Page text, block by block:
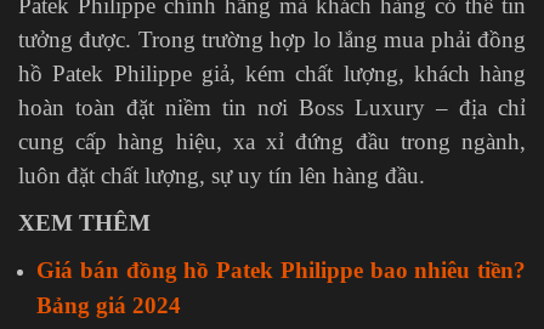
Patek Philippe chính hãng mà khách hàng có thể tin
tưởng được. Trong trường hợp lo lắng mua phải đồng
hồ Patek Philippe giả, kém chất lượng, khách hàng
hoàn toàn đặt niềm tin nơi Boss Luxury – địa chỉ
cung cấp hàng hiệu, xa xỉ đứng đầu trong ngành,
luôn đặt chất lượng, sự uy tín lên hàng đầu.
XEM THÊM
Giá bán đồng hồ Patek Philippe bao nhiêu tiền?
Bảng giá 2024